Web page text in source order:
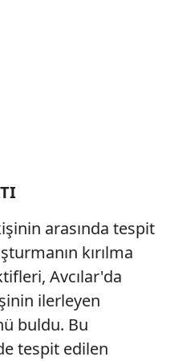
arasında tespit
kırılma
Avcılar'da
ilerleyen
buldu. Bu
tespit edilen